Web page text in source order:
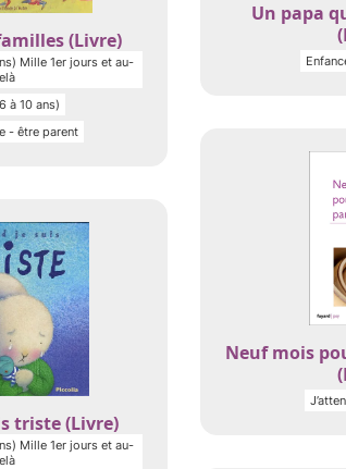
Un papa
(Livre)
Mille 1er jours et au-
à 10 ans)
- être parent
Neuf mois
triste (Livre)
Mille 1er jours et au-